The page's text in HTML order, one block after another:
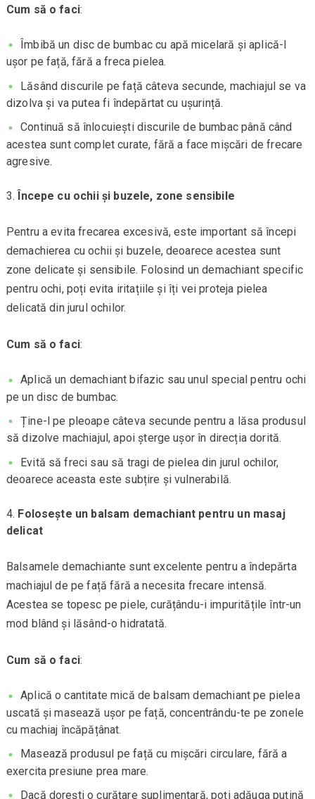
Cum să o faci:
Îmbibă un disc de bumbac cu apă micelară și aplică-l
ușor pe față, fără a freca pielea.
Lăsând discurile pe față câteva secunde, machiajul se va
dizolva și va putea fi îndepărtat cu ușurință.
Continuă să înlocuiești discurile de bumbac până când
acestea sunt complet curate, fără a face mișcări de frecare
agresive.
Începe cu ochii și buzele, zone sensibile
Pentru a evita frecarea excesivă, este important să începi
demachierea cu ochii și buzele, deoarece acestea sunt
zone delicate și sensibile. Folosind un demachiant specific
pentru ochi, poți evita iritațiile și îți vei proteja pielea
delicată din jurul ochilor.
Cum să o faci:
Aplică un demachiant bifazic sau unul special pentru ochi
pe un disc de bumbac.
Ține-l pe pleoape câteva secunde pentru a lăsa produsul
să dizolve machiajul, apoi șterge ușor în direcția dorită.
Evită să freci sau să tragi de pielea din jurul ochilor,
deoarece aceasta este subțire și vulnerabilă.
Folosește un balsam demachiant pentru un masaj
delicat
Balsamele demachiante sunt excelente pentru a îndepărta
machiajul de pe față fără a necesita frecare intensă.
Acestea se topesc pe piele, curățându-i impuritățile într-un
mod blând și lăsând-o hidratată.
Cum să o faci:
Aplică o cantitate mică de balsam demachiant pe pielea
uscată și masează ușor pe față, concentrându-te pe zonele
cu machiaj încăpățânat.
Masează produsul pe față cu mișcări circulare, fără a
exercita presiune prea mare.
Dacă dorești o curățare suplimentară, poți adăuga puțină